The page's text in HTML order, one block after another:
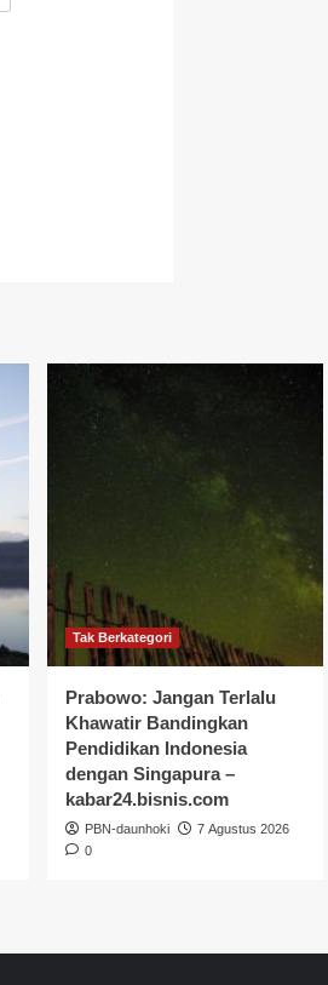
Tak Berkategori
Prabowo: Jangan Terlalu
Khawatir Bandingkan
Pendidikan Indonesia
dengan Singapura –
kabar24.bisnis.com
PBN-daunhoki
7 Agustus 2026
0